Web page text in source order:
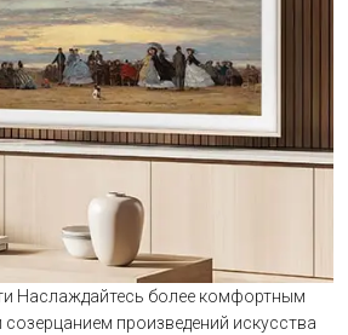
Наслаждайтесь более комфортным
произведений искусства